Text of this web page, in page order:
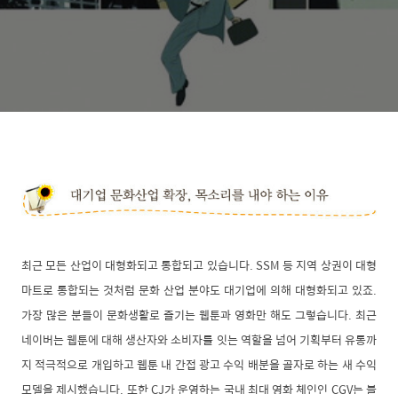
최근 모든 산업이 대형화되고 통합되고 있습니다. SSM 등 지역 상권이 대형
마트로 통합되는 것처럼 문화 산업 분야도 대기업에 의해 대형화되고 있죠.
가장 많은 분들이 문화생활로 즐기는 웹툰과 영화만 해도 그렇습니다. 최근
네이버는 웹툰에 대해 생산자와 소비자를 잇는 역할을 넘어 기획부터 유통까
지 적극적으로 개입하고 웹툰 내 간접 광고 수익 배분을 골자로 하는 새 수익
모델을 제시했습니다. 또한 CJ가 운영하는 국내 최대 영화 체인인 CGV는 블